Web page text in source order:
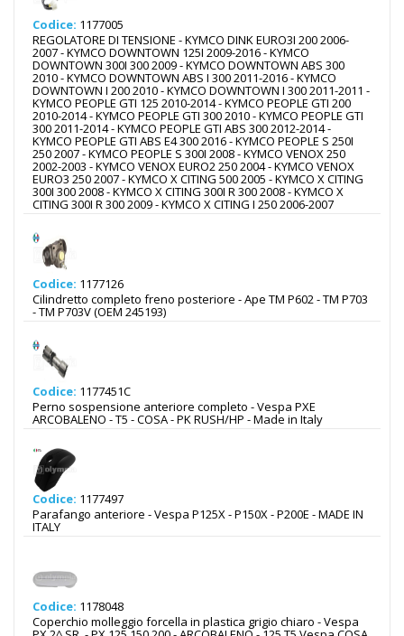
Codice: 1177005
REGOLATORE DI TENSIONE - KYMCO DINK EURO3I 200 2006-
2007 - KYMCO DOWNTOWN 125I 2009-2016 - KYMCO
DOWNTOWN 300I 300 2009 - KYMCO DOWNTOWN ABS 300
2010 - KYMCO DOWNTOWN ABS I 300 2011-2016 - KYMCO
DOWNTOWN I 200 2010 - KYMCO DOWNTOWN I 300 2011-2011 -
KYMCO PEOPLE GTI 125 2010-2014 - KYMCO PEOPLE GTI 200
2010-2014 - KYMCO PEOPLE GTI 300 2010 - KYMCO PEOPLE GTI
300 2011-2014 - KYMCO PEOPLE GTI ABS 300 2012-2014 -
KYMCO PEOPLE GTI ABS E4 300 2016 - KYMCO PEOPLE S 250I
250 2007 - KYMCO PEOPLE S 300I 2008 - KYMCO VENOX 250
2002-2003 - KYMCO VENOX EURO2 250 2004 - KYMCO VENOX
EURO3 250 2007 - KYMCO X CITING 500 2005 - KYMCO X CITING
300I 300 2008 - KYMCO X CITING 300I R 300 2008 - KYMCO X
CITING 300I R 300 2009 - KYMCO X CITING I 250 2006-2007
Codice: 1177126
Cilindretto completo freno posteriore - Ape TM P602 - TM P703
- TM P703V (OEM 245193)
Codice: 1177451C
Perno sospensione anteriore completo - Vespa PXE
ARCOBALENO - T5 - COSA - PK RUSH/HP - Made in Italy
Codice: 1177497
Parafango anteriore - Vespa P125X - P150X - P200E - MADE IN
ITALY
Codice: 1178048
Coperchio molleggio forcella in plastica grigio chiaro - Vespa